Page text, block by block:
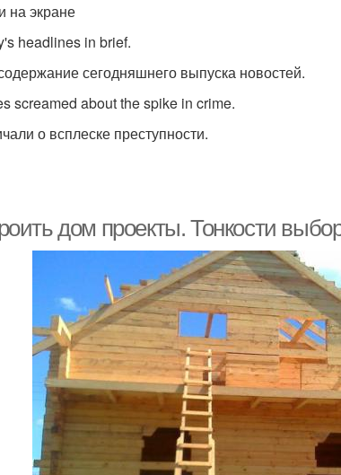
на экране
headlines in brief.
сегодняшнего выпуска новостей.
screamed about the spike in crime.
о всплеске преступности.
дом проекты. Тонкости